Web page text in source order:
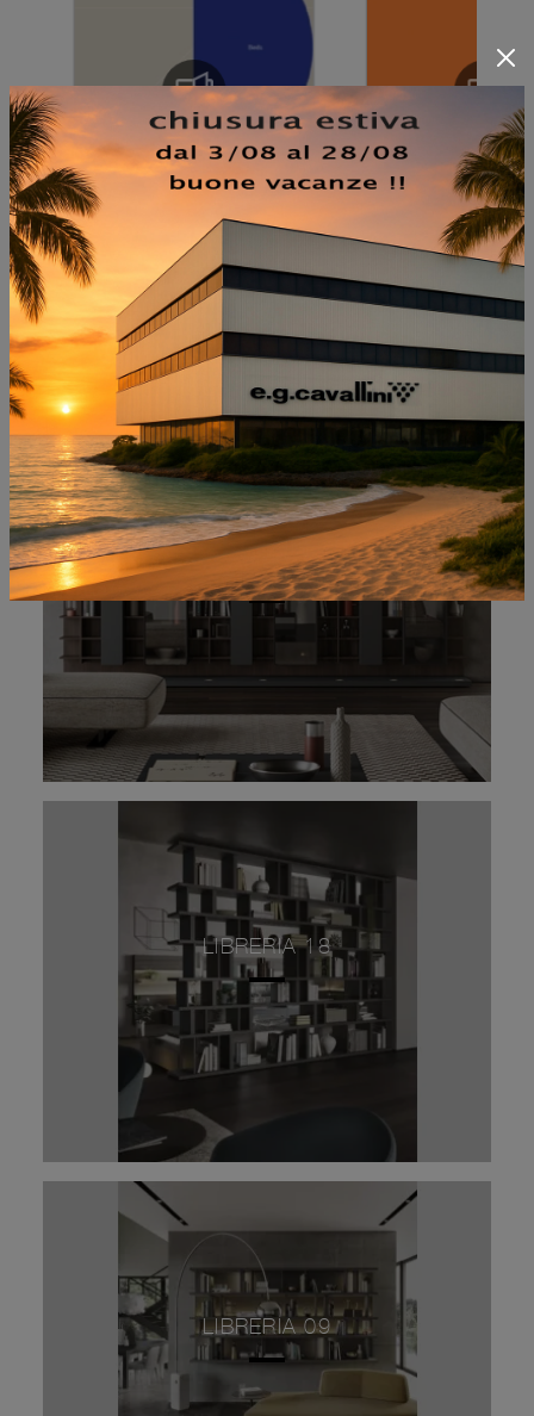
NON PERDERTI ANCHE:
LIBRERIA 18
LIBRERIA 18
LIBRERIA 09